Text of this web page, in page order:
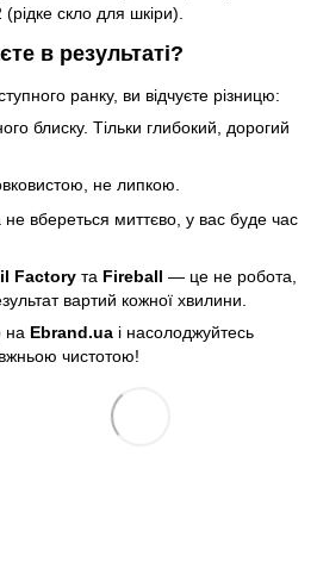
скло для шкіри).
в результаті?
ранку, ви відчуєте різницю:
блиску. Тільки глибокий, дорогий
не липкою.
не вбереться миттєво, у вас буде час
Factoryта Fireball — це не робота,
вартий кожної хвилини.
на Ebrand.ua і насолоджуйтесь
чистотою!